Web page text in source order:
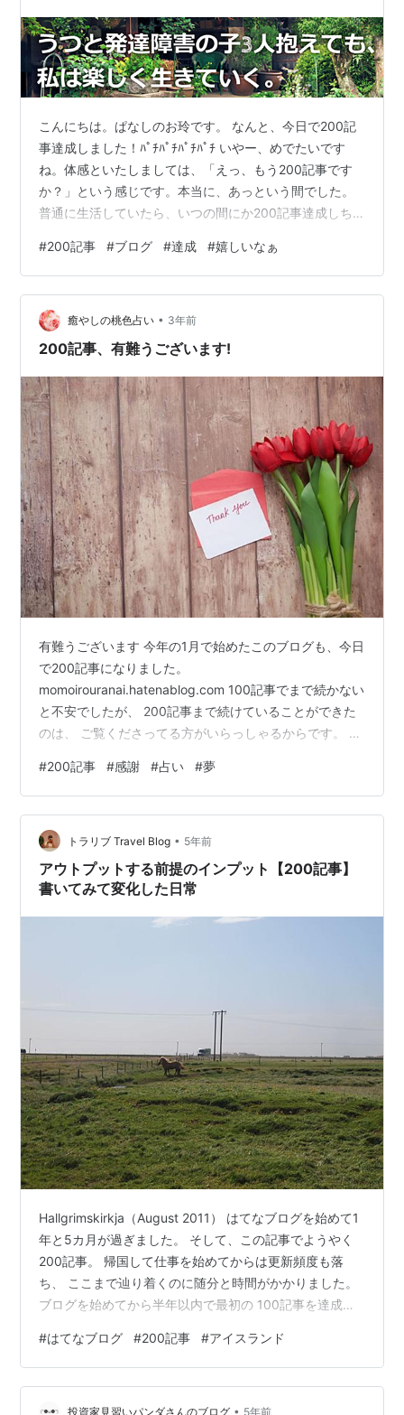
こんにちは。ぱなしのお玲です。 なんと、今日で200記
事達成しました！ﾊﾟﾁﾊﾟﾁﾊﾟﾁﾊﾟﾁ いやー、めでたいです
ね。体感といたしましては、「えっ、もう200記事です
か？」という感じです。本当に、あっという間でした。
普通に生活していたら、いつの間にか200記事達成しち
げました」ということはなかったです。こ、これが継続
の力というやつなのか・・・！？ さて、では、200記事
目は、記念に何をしましょうかね。100記事達成記念では
有料記事にチャレンジしたし、200記事記念にも何かや
りたいな～、と思ってですよ。この度、なんと・・・ブ
#200記事 #ブログ #達成 #嬉しいなぁ
癒やしの桃色占い • 3年前
200記事、有難うございます!
有難うございます 今年の1月で始めたこのブログも、今日
で200記事になりました。
momoirouranai.hatenablog.com 100記事でまで続かない
と不安でしたが、 200記事まで続けていることができた
のは、 ご覧くださってる方がいらっしゃるからです。 は
です。
#200記事 #感謝 #占い #夢
トラリブ Travel Blog • 5年前
アウトプットする前提のインプット【200記事】
書いてみて変化した日常
Hallgrimskirkja（August 2011） はてなブログを始めて1
年と5カ月が過ぎました。 そして、この記事でようやく
200記事。 帰国して仕事を始めてからは更新頻度も落
ち、 ここまで辿り着くのに随分と時間がかかりました。
ブログを始めてから半年以内で最初の 100記事を達成し
かかってしまいました… Iceland（August 2011） 読者登
録をしてくださっていた方、させていただいていた人の
中には、 はてなブログからワードプレスへ移行された方
#はてなブログ #200記事 #アイスランド
投資家見習いパンダさんのブログ • 5年前